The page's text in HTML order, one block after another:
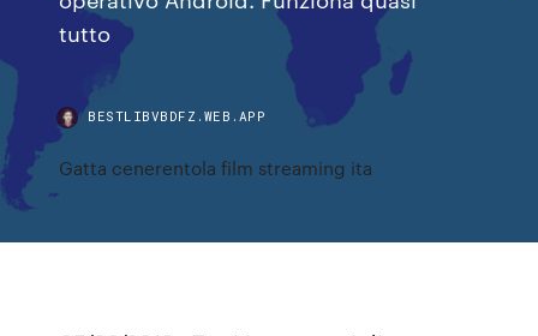
tutto
BESTLIBVBDFZ.WEB.APP
Gatta cenerentola film streaming ita